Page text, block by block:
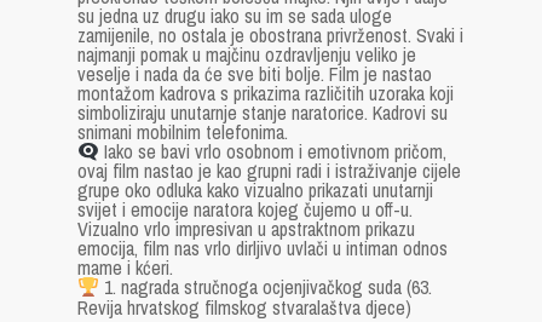
su jedna uz drugu iako su im se sada uloge
zamijenile, no ostala je obostrana privrženost. Svaki i
najmanji pomak u majčinu ozdravljenju veliko je
veselje i nada da će sve biti bolje. Film je nastao
montažom kadrova s prikazima različitih uzoraka koji
simboliziraju unutarnje stanje naratorice. Kadrovi su
snimani mobilnim telefonima.
Iako se bavi vrlo osobnom i emotivnom pričom,
ovaj film nastao je kao grupni radi i istraživanje cijele
grupe oko odluka kako vizualno prikazati unutarnji
svijet i emocije naratora kojeg čujemo u off-u.
Vizualno vrlo impresivan u apstraktnom prikazu
emocija, film nas vrlo dirljivo uvlači u intiman odnos
mame i kćeri.
1. nagrada stručnoga ocjenjivačkog suda (63.
Revija hrvatskog filmskog stvaralaštva djece)